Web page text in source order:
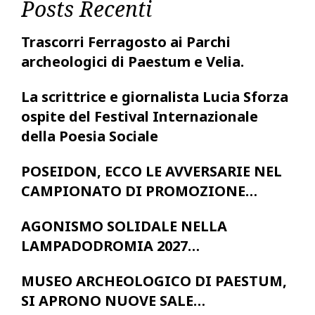
Posts Recenti
Trascorri Ferragosto ai Parchi
archeologici di Paestum e Velia.
La scrittrice e giornalista Lucia Sforza
ospite del Festival Internazionale
della Poesia Sociale
POSEIDON, ECCO LE AVVERSARIE NEL
CAMPIONATO DI PROMOZIONE…
AGONISMO SOLIDALE NELLA
LAMPADODROMIA 2027…
MUSEO ARCHEOLOGICO DI PAESTUM,
SI APRONO NUOVE SALE…